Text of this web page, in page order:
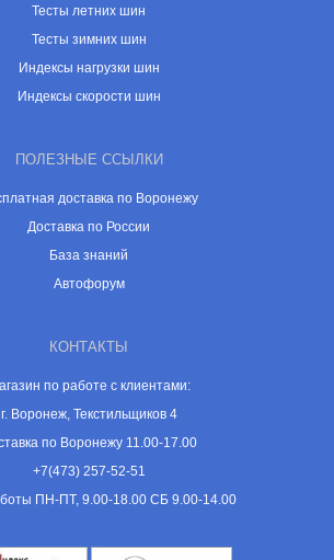
Тесты летних шин
Тесты зимних шин
Индексы нагрузки шин
Индексы скорости шин
ПОЛЕЗНЫЕ ССЫЛКИ
доставка по Воронежу
Доставка по России
База знаний
Автофорум
КОНТАКТЫ
по работе с клиентами:
г. Воронеж, Текстильщиков 4
по Воронежу 11.00-17.00
+7(473) 257-52-51
ПН-ПТ, 9.00-18.00 СБ 9.00-14.00